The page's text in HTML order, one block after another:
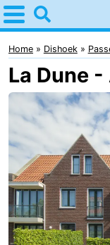
Home
Dishoek
Astuces
les
enfants
Passer
la
nuit
Appartements
-
Duinhof
-
Home Dishoek
La Dune